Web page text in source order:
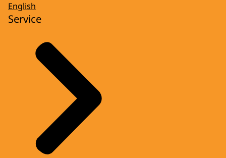
English
Service